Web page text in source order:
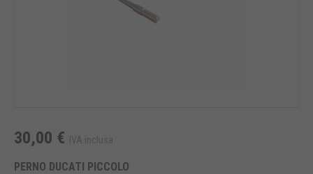
30,00 € IVA inclusa
PERNO DUCATI PICCOLO